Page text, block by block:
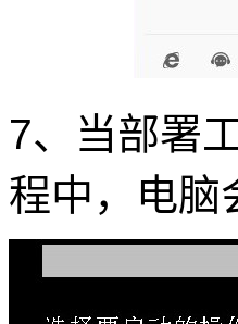
7、当部署
程中，电脑